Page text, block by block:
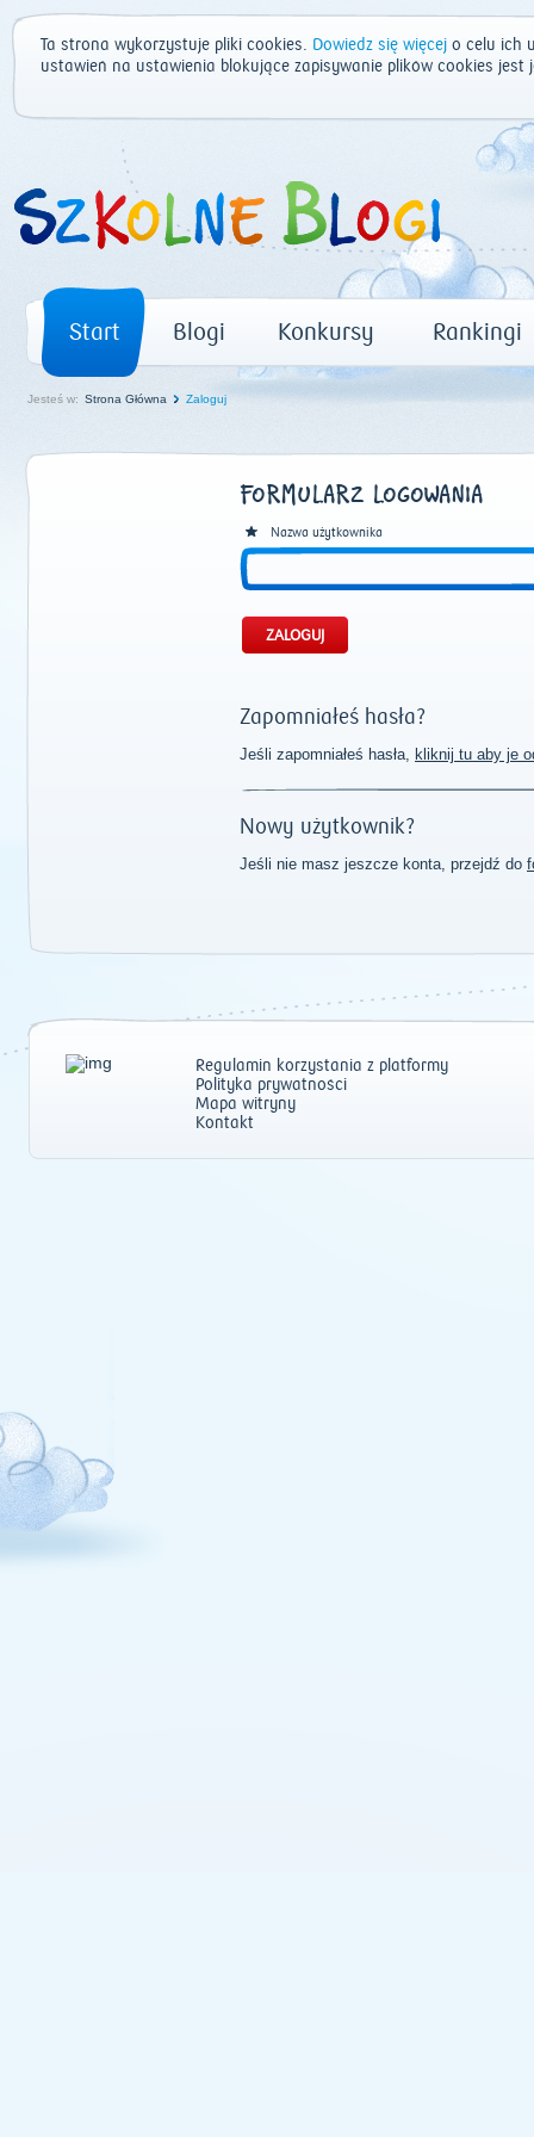
Ta strona wykorzystuje pliki cookies. Dowiedz się więcej o celu ich
ustawień na ustawienia blokujące zapisywanie plików cookies
Start Blogi Konkursy Rankingi
Jesteś w: Strona Główna Zaloguj
FORMULARZ LOGOWANIA
Nazwa użytkownika
Zapomniałeś hasła?
Jeśli zapomniałeś hasła, kliknij tu aby je
Nowy użytkownik?
Jeśli nie masz jeszcze konta, przejdź do
Regulamin korzystania z platformy
Polityka prywatności
Mapa witryny
Kontakt